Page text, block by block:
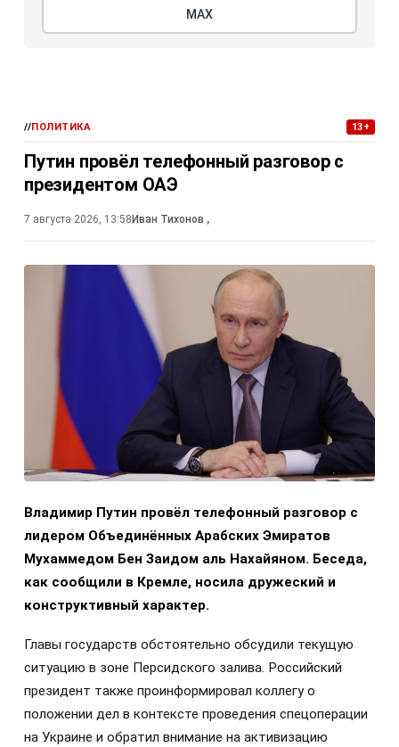
МАХ
//ПОЛИТИКА 13+
Путин провёл телефонный разговор с
президентом ОАЭ
7 августа 2026, 13:58 Иван Тихонов ,
Владимир Путин провёл телефонный разговор с
лидером Объединённых Арабских Эмиратов
Мухаммедом Бен Заидом аль Нахайяном. Беседа,
как сообщили в Кремле, носила дружеский и
конструктивный характер.
Главы государств обстоятельно обсудили текущую
ситуацию в зоне Персидского залива. Российский
президент также проинформировал коллегу о
положении дел в контексте проведения спецоперации
на Украине и обратил внимание на активизацию